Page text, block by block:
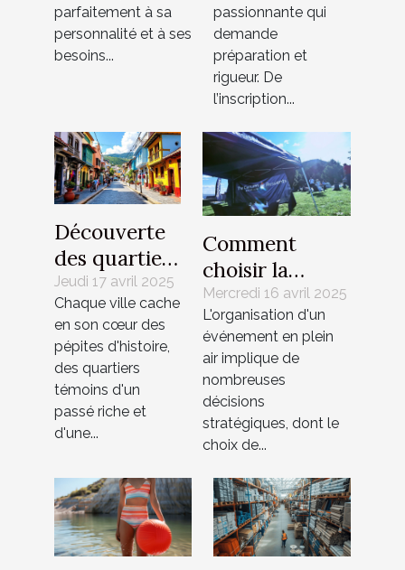
parfaitement à sa
personnalité et à ses
besoins...
passionnante qui
demande
préparation et
rigueur. De
l’inscription...
Découverte
des quartiers
historiques
et leur
influence sur
la culture
locale
Jeudi 17 avril 2025
Chaque ville cache
en son cœur des
pépites d'histoire,
des quartiers
témoins d'un
passé riche et
d'une...
Comment
choisir la
meilleure tente
personnalisable
pour votre
événement
Mercredi 16 avril 2025
L'organisation d'un
événement en plein
air implique de
nombreuses
décisions
stratégiques, dont le
choix de...